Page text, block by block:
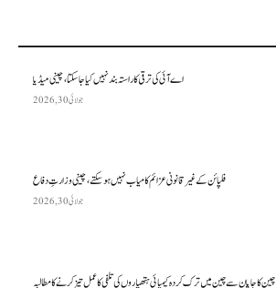
اے آئی کی ترقی کا راستہ بند نہیں کیا جا سکتا، چینی میڈیا
جولائی 30, 2026
فلپائن کے غیر قانونی عزائم کامیاب نہیں ہو سکتے ، چینی وزارتِ دفاع
جولائی 30, 2026
چین کا جاپان سے چین میں ترک کردہ کیمیائی ہتھیاروں کی تلفی کا عمل تیز کرنے کا مطالبہ